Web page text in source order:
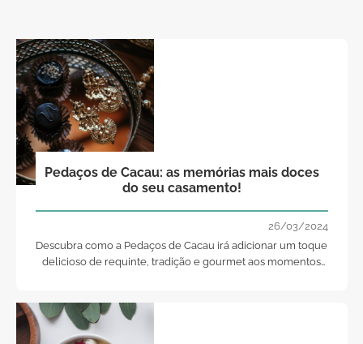
Pedaços de Cacau: as memórias mais doces
do seu casamento!
26/03/2024
Descubra como a Pedaços de Cacau irá adicionar um toque
delicioso de requinte, tradição e gourmet aos momentos